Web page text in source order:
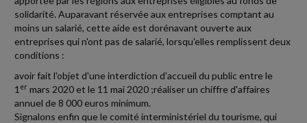
solidarité. Auparavant réservée aux entreprises comptant au
moins un salarié, cette aide est dorénavant ouverte aux
entreprises qui n'ont pas de salarié, lorsqu'elles remplissent deux
conditions :
avoir fait l'objet d'une interdiction d'accueil du public entre le
1 er mars 2020 et le 11 mai 2020 ;réaliser un chiffre d'affaires
annuel de 8 000 euros minimum.
Signalons enfin que le comité interministériel du tourisme, qui